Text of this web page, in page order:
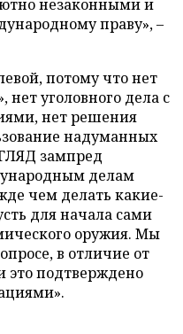
незаконными и
праву», –
потому что нет
нет уголовного дела с
нет решения
надуманных
зампред
делам
чем делать какие-
для начала сами
оружия. Мы
в отличие от
это подтверждено